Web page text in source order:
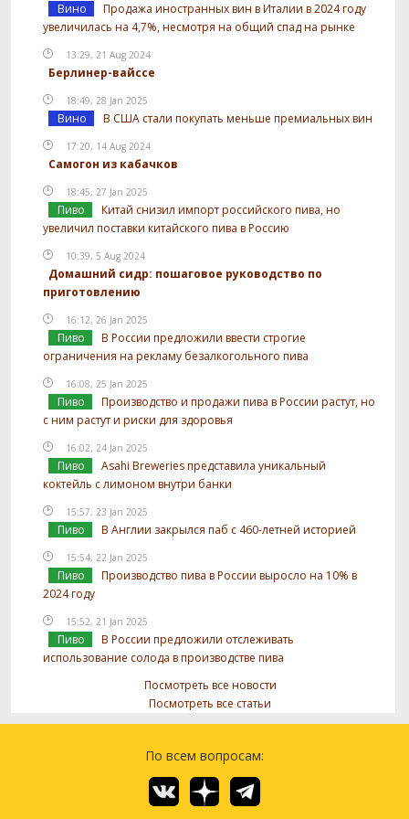
Вино
Продажа иностранных вин в Италии в 2024 году
увеличилась на 4,7%, несмотря на общий спад на рынке
13:29, 21 Aug 2024
Берлинер-вайссе
18:49, 28 Jan 2025
Вино В США стали покупать меньше премиальных вин
17:20, 14 Aug 2024
Самогон из кабачков
18:45, 27 Jan 2025
Пиво
Китай снизил импорт российского пива, но
увеличил поставки китайского пива в Россию
10:39, 5 Aug 2024
Домашний сидр: пошаговое руководство по
приготовлению
16:12, 26 Jan 2025
Пиво
В России предложили ввести строгие
ограничения на рекламу безалкогольного пива
16:08, 25 Jan 2025
Пиво
Производство и продажи пива в России растут, но
с ним растут и риски для здоровья
16:02, 24 Jan 2025
Пиво
Asahi Breweries представила уникальный
коктейль с лимоном внутри банки
15:57, 23 Jan 2025
Пиво В Англии закрылся паб с 460-летней историей
15:54, 22 Jan 2025
Пиво
Производство пива в России выросло на 10% в
2024 году
15:52, 21 Jan 2025
Пиво
В России предложили отслеживать
использование солода в производстве пива
Посмотреть все новости
Посмотреть все статьи
По всем вопросам: